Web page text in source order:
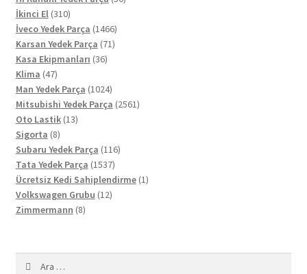
İkinci El 310310
ürün
İveco Yedek Parça 14661466
ürün
Karsan Yedek Parça 7171
Kasa Ekipmanları 3636
Klima 4747
ürün
Man Yedek Parça 10241024
ürün
Mitsubishi Yedek Parça 25612561
Oto Lastik 1313
Sigorta 88
ürün
Subaru Yedek Parça 116116
Tata Yedek Parça 15371537
ürün
Ücretsiz Kedi Sahiplendirme 11
Volkswagen Grubu 1212
Zimmermann 88